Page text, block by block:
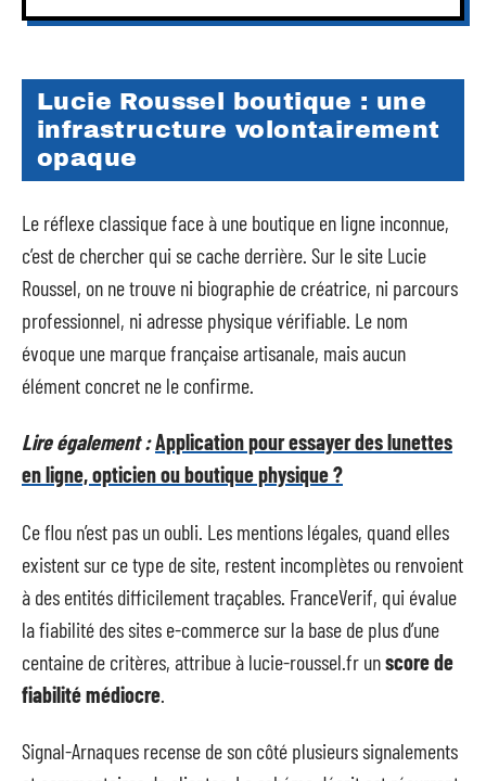
Lucie Roussel boutique : une
infrastructure volontairement
opaque
Le réflexe classique face à une boutique en ligne inconnue,
c’est de chercher qui se cache derrière. Sur le site Lucie
Roussel, on ne trouve ni biographie de créatrice, ni parcours
professionnel, ni adresse physique vérifiable. Le nom
évoque une marque française artisanale, mais aucun
élément concret ne le confirme.
Lire également :Application pour essayer des lunettes
en ligne, opticien ou boutique physique ?
Ce flou n’est pas un oubli. Les mentions légales, quand elles
existent sur ce type de site, restent incomplètes ou renvoient
à des entités difficilement traçables. FranceVerif, qui évalue
la fiabilité des sites e-commerce sur la base de plus d’une
centaine de critères, attribue à lucie-roussel.fr unscore de
fiabilité médiocre
Signal-Arnaques recense de son côté plusieurs signalements